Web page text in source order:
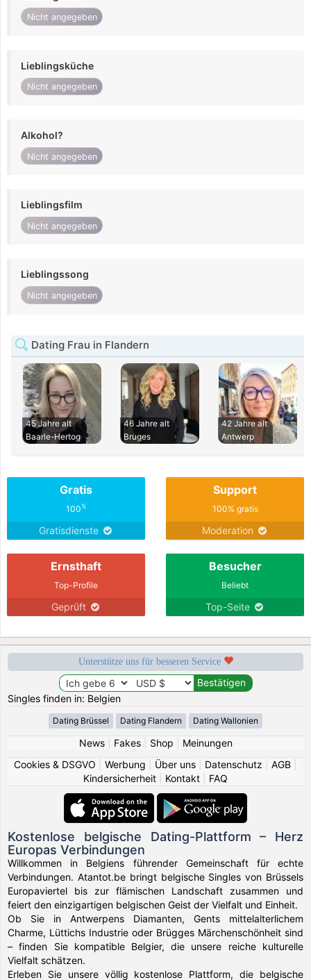
Nicht angegeben
Lieblingsküche
Nicht angegeben
Alkohol?
Nicht angegeben
Lieblingsfilm
Nicht angegeben
Lieblingssong
Nicht angegeben
Dating Frau in Flandern
45 Jahre alt
Baarle-Hertog
46 Jahre alt
Bruges
42 Jahre alt
Antwerp
Gratis
100%
Gratisdienste
Support
100% gratis
Moderation
Ernsthaft
Top-Profile
Geprüft
Besucher
Beliebt
Top-Seite
Unterstütze uns für besseren Service
Singles finden in: Belgien
Dating Brüssel Dating Flandern Dating Wallonien
News| Fakes| Shop
Meinungen
Cookies & DSGVO
Werbung Über uns Datenschutz AGB
Kindersicherheit
Kontakt FAQ
Kostenlose belgische Dating-Plattform – Herz
Europas Verbindungen
Willkommen in Belgiens führender Gemeinschaft für echte
Verbindungen. Atantot.be bringt belgische Singles von Brüssels
Europaviertel bis zur flämischen Landschaft zusammen und
feiert den einzigartigen belgischen Geist der Vielfalt und Einheit.
Ob Sie in Antwerpens Diamanten, Gents mittelalterlichem
Charme, Lüttichs Industrie oder Brügges Märchenschönheit sind
– finden Sie kompatible Belgier, die unsere reiche kulturelle
Vielfalt schätzen.
Erleben Sie unsere völlig kostenlose Plattform, die belgische